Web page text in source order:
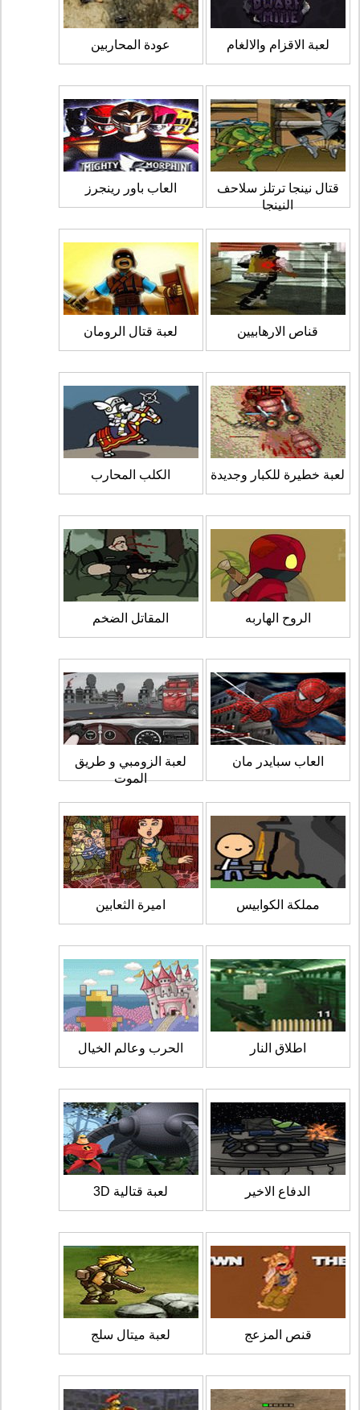
لعبة الاقزام والالغام عودة المحاربين
قتال نينجا ترتلز سلاحف
النينجا
العاب باور رينجرز
قناص الارهابيين لعبة قتال الرومان
لعبة خطيرة للكبار وجديدة الكلب المحارب
الروح الهاربه المقاتل الضخم
العاب سبايدر مان
لعبة الزومبي و طريق
الموت
مملكة الكوابيس اميرة الثعابين
اطلاق النار الحرب وعالم الخيال
الدفاع الاخير لعبة قتالية 3D
قنص المزعج لعبة ميتال سلج